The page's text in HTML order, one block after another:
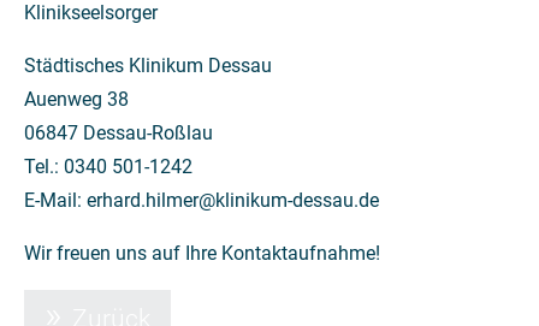
Klinikseelsorger
Städtisches Klinikum Dessau
Auenweg 38
06847 Dessau-Roßlau
Tel.: 0340 501-1242
E-Mail: erhard.hilmer@klinikum-dessau.de
Wir freuen uns auf Ihre Kontaktaufnahme!